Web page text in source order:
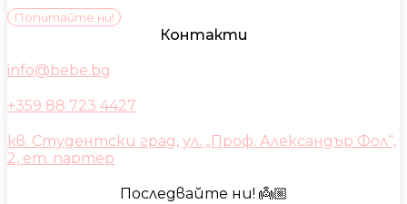
Попитайте ни!
Контакти
info@bebe.bg
+359 88 723 4427
кв. Студентски град, ул. „Проф. Александър Фол“,
2, ет. партер
Последвайте ни! 👼🏼